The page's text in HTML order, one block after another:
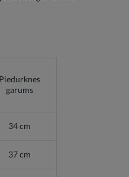
Piedurknes
garums
34 cm
37 cm